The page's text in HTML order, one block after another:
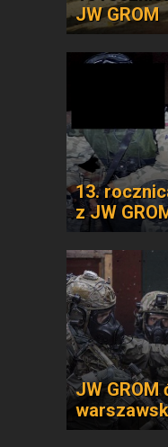
JW GROM
13.
z JW
JW GROM